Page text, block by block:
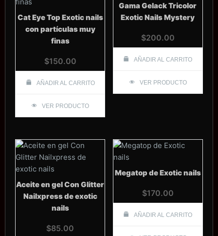
Cat Eye Top Exotic nails
con partículas muy
finas
$150.00
AÑADIR AL CARRITO
VER PRODUCTO
Gama Gelack Tricolor
Exotic Nails Mystery
$200.00
AÑADIR AL CARRITO
VER PRODUCTO
Aceite en gel Con Glitter
Nailxpress de exotic
nails
$85.00
Megatop de Exotic nails
$170.00
AÑADIR AL CARRITO